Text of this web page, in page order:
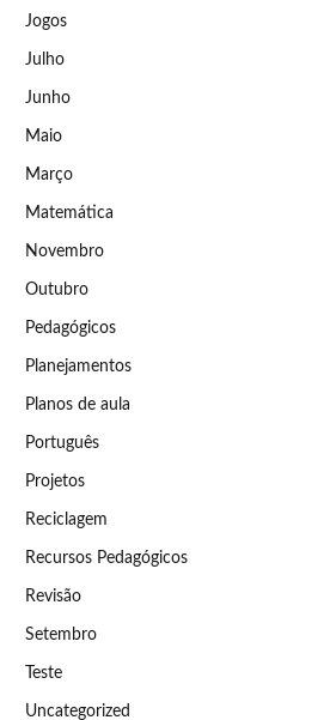
Jogos
Julho
Junho
Maio
Março
Matemática
Novembro
Outubro
Pedagógicos
Planejamentos
Planos de aula
Português
Projetos
Reciclagem
Recursos Pedagógicos
Revisão
Setembro
Teste
Uncategorized